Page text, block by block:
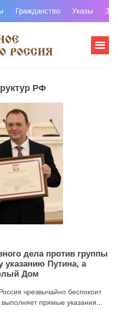
Гражданство Указы
РФ
дела против группы
указанию Путина, а
Дом
чрезвычайно беспокоит
прямые указания...